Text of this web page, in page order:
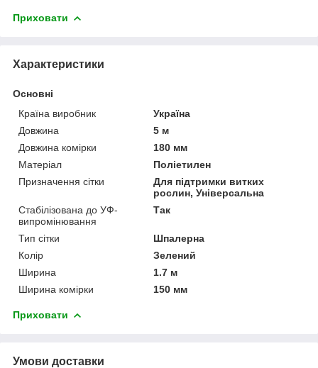
Приховати
Характеристики
Основні
Країна виробник
Україна
Довжина
5 м
Довжина комірки
180 мм
Матеріал
Поліетилен
Призначення сітки
Для підтримки витких
рослин, Універсальна
Стабілізована до УФ-
випромінювання
Так
Тип сітки
Шпалерна
Колір
Зелений
Ширина
1.7 м
Ширина комірки
150 мм
Приховати
Умови доставки